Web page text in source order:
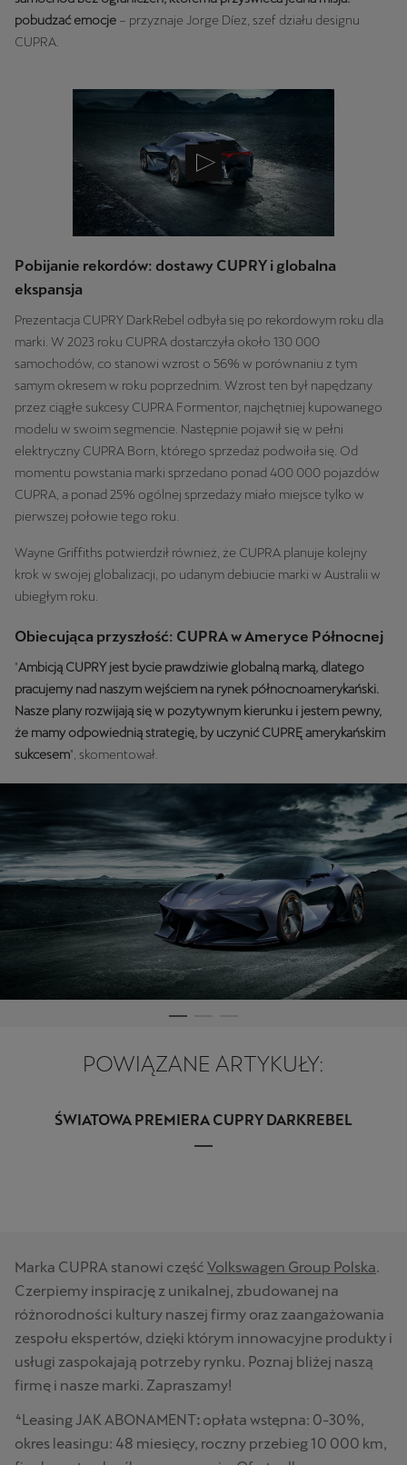
pobudzać emocje – przyznaje Jorge Díez, szef działu designu
CUPRA.
Pobijanie rekordów: dostawy CUPRY i globalna
ekspansja
Prezentacja CUPRY DarkRebel odbyła się po rekordowym roku dla
marki. W 2023 roku CUPRA dostarczyła około 130 000
samochodów, co stanowi wzrost o 56% w porównaniu z tym
samym okresem w roku poprzednim. Wzrost ten był napędzany
przez ciągłe sukcesy CUPRA Formentor, najchętniej kupowanego
modelu w swoim segmencie. Następnie pojawił się w pełni
elektryczny CUPRA Born, którego sprzedaż podwoiła się. Od
momentu powstania marki sprzedano ponad 400 000 pojazdów
CUPRA, a ponad 25% ogólnej sprzedaży miało miejsce tylko w
pierwszej połowie tego roku.
Wayne Griffiths potwierdził również, że CUPRA planuje kolejny
krok w swojej globalizacji, po udanym debiucie marki w Australii w
ubiegłym roku.
Obiecująca przyszłość: CUPRA w Ameryce Północnej
"Ambicją CUPRY jest bycie prawdziwie globalną marką, dlatego
pracujemy nad naszym wejściem na rynek północnoamerykański.
Nasze plany rozwijają się w pozytywnym kierunku i jestem pewny,
że mamy odpowiednią strategię, by uczynić CUPRĘ amerykańskim
sukcesem", skomentował.
POWIĄZANE ARTYKUŁY:
ŚWIATOWA PREMIERA CUPRY DARKREBEL
Marka CUPRA stanowi część Volkswagen Group Polska.
Czerpiemy inspirację z unikalnej, zbudowanej na
różnorodności kultury naszej firmy oraz zaangażowania
zespołu ekspertów, dzięki którym innowacyjne produkty i
usługi zaspokajają potrzeby rynku. Poznaj bliżej naszą
firmę i nasze marki. Zapraszamy!
⁴Leasing JAK ABONAMENT: opłata wstępna: 0-30%,
okres leasingu: 48 miesięcy, roczny przebieg 10 000 km,